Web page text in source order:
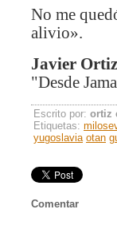
No me
alivio».
Javier Ortiz
"Desde
Escrito por: ortiz
Etiquetas:
yugoslavia otan
Comentar